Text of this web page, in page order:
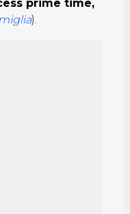
prime time,
).